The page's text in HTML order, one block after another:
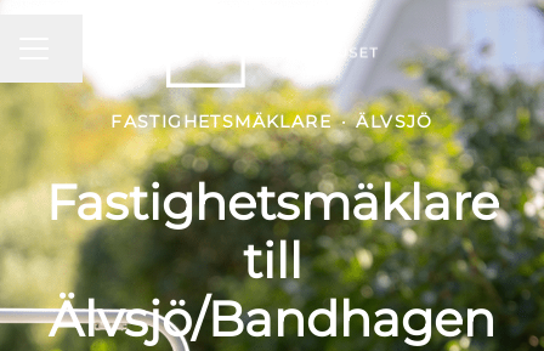
FASTIGHETSMÄKLARE · ÄLVSJÖ
Fastighetsmäklare
till
Älvsjö/Bandhagen